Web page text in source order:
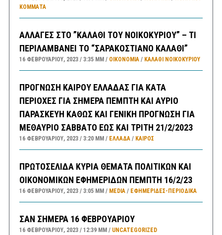
ΚΌΜΜΑΤΑ
ΑΛΛΑΓΕΣ ΣΤΟ ”ΚΑΛΑΘΙ ΤΟΥ ΝΟΙΚΟΚΥΡΙΟΥ” – ΤΙ
ΠΕΡΙΛΑΜΒΑΝΕΙ ΤΟ “ΣΑΡΑΚΟΣΤΙΑΝΟ ΚΑΛΑΘΙ”
16 ΦΕΒΡΟΥΑΡΊΟΥ, 2023 3:35 ΜΜ ΟΙΚΟΝΟΜΙΑ/ ΚΑΛΑΘΙ ΝΟΙΚΟΚΥΡΙΟΥ
ΠΡΟΓΝΩΣΗ ΚΑΙΡΟΥ ΕΛΛΑΔΑΣ ΓΙΑ ΚΑΤΑ
ΠΕΡΙΟΧΕΣ ΓΙΑ ΣΗΜΕΡΑ ΠΕΜΠΤΗ ΚΑΙ ΑΥΡΙΟ
ΠΑΡΑΣΚΕΥΗ ΚΑΘΩΣ ΚΑΙ ΓΕΝΙΚΗ ΠΡΟΓΝΩΣΗ ΓΙΑ
ΜΕΘΑΥΡΙΟ ΣΑΒΒΑΤΟ ΕΩΣ ΚΑΙ ΤΡΙΤΗ 21/2/2023
16 ΦΕΒΡΟΥΑΡΊΟΥ, 2023 3:20 ΜΜ ΕΛΛΑΔA/ ΚΑΙΡΌΣ
ΠΡΩΤΟΣΕΛΙΔΑ ΚΥΡΙΑ ΘΕΜΑΤΑ ΠΟΛΙΤΙΚΩΝ ΚΑΙ
ΟΙΚΟΝΟΜΙΚΩΝ ΕΦΗΜΕΡΙΔΩΝ ΠΕΜΠΤΗ 16/2/23
16 ΦΕΒΡΟΥΑΡΊΟΥ, 2023 3:05 ΜΜ MEDIA/ ΕΦΗΜΕΡΊΔΕΣ-ΠΕΡΙΟΔΙΚΆ
ΣΑΝ ΣΗΜΕΡΑ 16 ΦΕΒΡΟΥΑΡΙΟΥ
16 ΦΕΒΡΟΥΑΡΊΟΥ, 2023 12:39 ΜΜ UNCATEGORIZED